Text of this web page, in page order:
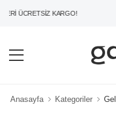
ÜCRETSİZ KARGO!
Anasayfa Kategoriler